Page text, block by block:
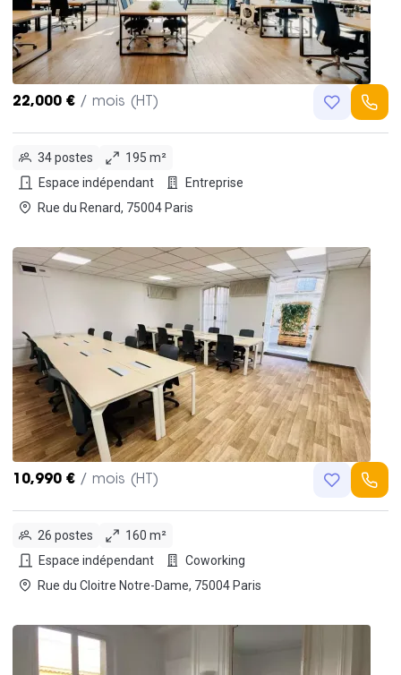
22,000 € / mois (HT)
34 postes
195 m²
Espace indépendant
Entreprise
Rue du Renard, 75004 Paris
10,990 € / mois (HT)
26 postes
160 m²
Espace indépendant
Coworking
Rue du Cloitre Notre-Dame, 75004 Paris